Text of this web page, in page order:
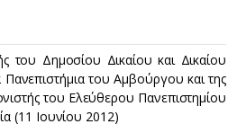
του Δημοσίου Δικαίου και Δικαίου
του Αμβούργου και της
του Ελεύθερου Πανεπιστημίου
(11 Ιουνίου 2012)